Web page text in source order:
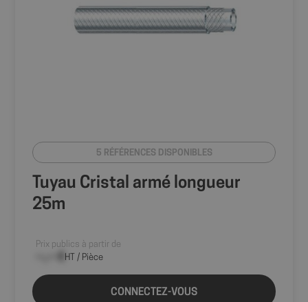
5 RÉFÉRENCES DISPONIBLES
Tuyau Cristal armé longueur
25m
Prix publics à partir de
HT / Pièce
CONNECTEZ-VOUS